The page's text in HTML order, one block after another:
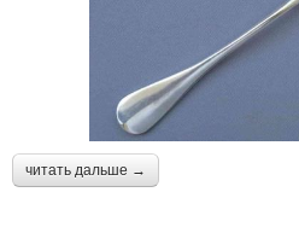
читать дальше →